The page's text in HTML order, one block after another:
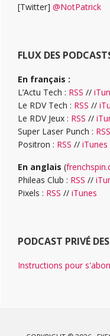
[Twitter] @NotPatrick
FLUX DES
En français :
L’Actu Tech : RSS //
Le RDV Tech : RSS //
Le RDV Jeux : RSS //
Super Laser Punch : RSS
Positron : RSS // iTunes
En anglais (
Phileas Club : RSS //
Pixels : RSS // iTunes
PODCAST PRIVÉ
Instructions pour